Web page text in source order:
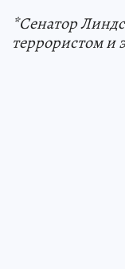
*Сенатор
террористом и